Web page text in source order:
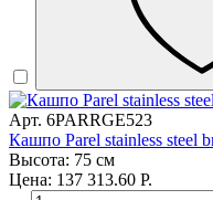
Арт. 6PARRGE523
Кашпо Parel stainless steel
Высота: 75 см
Цена: 137 313.60 Р.